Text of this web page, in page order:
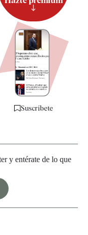
Suscríbete
y entérate de lo que